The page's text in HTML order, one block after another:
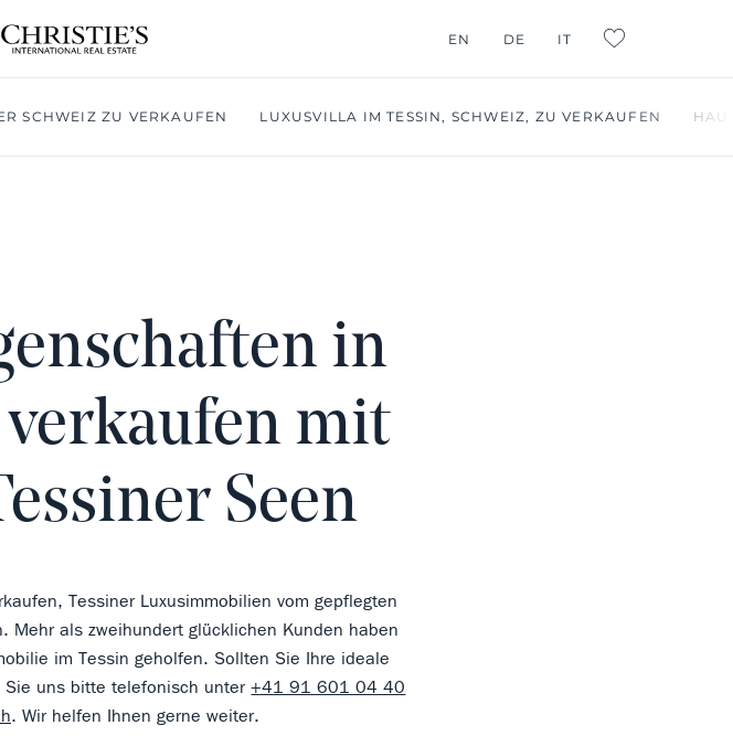
EN DE IT
SCHWEIZ ZU VERKAUFEN LUXUSVILLA IM TESSIN, SCHWEIZ, ZU VERKAUFEN
in
verkaufen mit
Seen
Tessiner Luxusimmobilien vom gepflegten
Mehr als zweihundert glücklichen Kunden haben
im Tessin geholfen. Sollten Sie Ihre ideale
Sie uns bitte telefonisch unter+41 91 601 04 40
. Wir helfen Ihnen gerne weiter.